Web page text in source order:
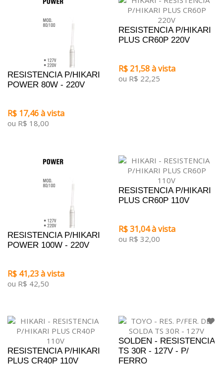
RESISTENCIA P/HIKARI
POWER 80W - 220V
R$ 17,46 à vista
ou R$ 18,00
RESISTENCIA P/HIKARI
PLUS CR60P 220V
R$ 21,58 à vista
ou R$ 22,25
RESISTENCIA P/HIKARI
POWER 100W - 220V
R$ 41,23 à vista
ou R$ 42,50
RESISTENCIA P/HIKARI
PLUS CR60P 110V
R$ 31,04 à vista
ou R$ 32,00
RESISTENCIA P/HIKARI
PLUS CR40P 110V
SOLDEN - RESISTENCIA
TS 30R - 127V - P/
FERRO